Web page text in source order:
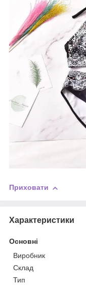
Приховати
Характеристики
Основні
Виробник
Склад
Тип